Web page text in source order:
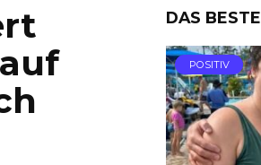
DAS BESTE
POSITIV